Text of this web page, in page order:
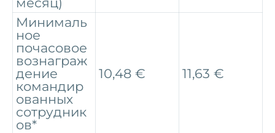
Минималь
ное
почасовое
вознаграж
дение
командир
ованных
сотрудник
ов*
10,48 € 11,63 €